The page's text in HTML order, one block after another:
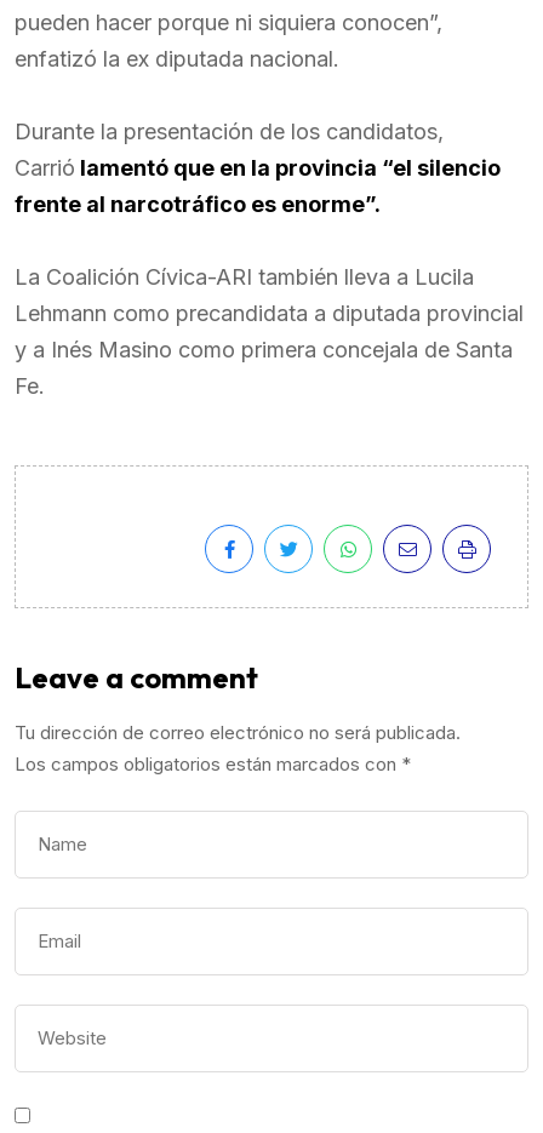
pueden hacer porque ni siquiera conocen”,
enfatizó la ex diputada nacional.
Durante la presentación de los candidatos,
Carrió lamentó que en la provincia “el silencio
frente al narcotráfico es enorme”.
La Coalición Cívica-ARI también lleva a Lucila
Lehmann como precandidata a diputada provincial
y a Inés Masino como primera concejala de Santa
Fe.
Leave a comment
Tu dirección de correo electrónico no será publicada.
Los campos obligatorios están marcados con *